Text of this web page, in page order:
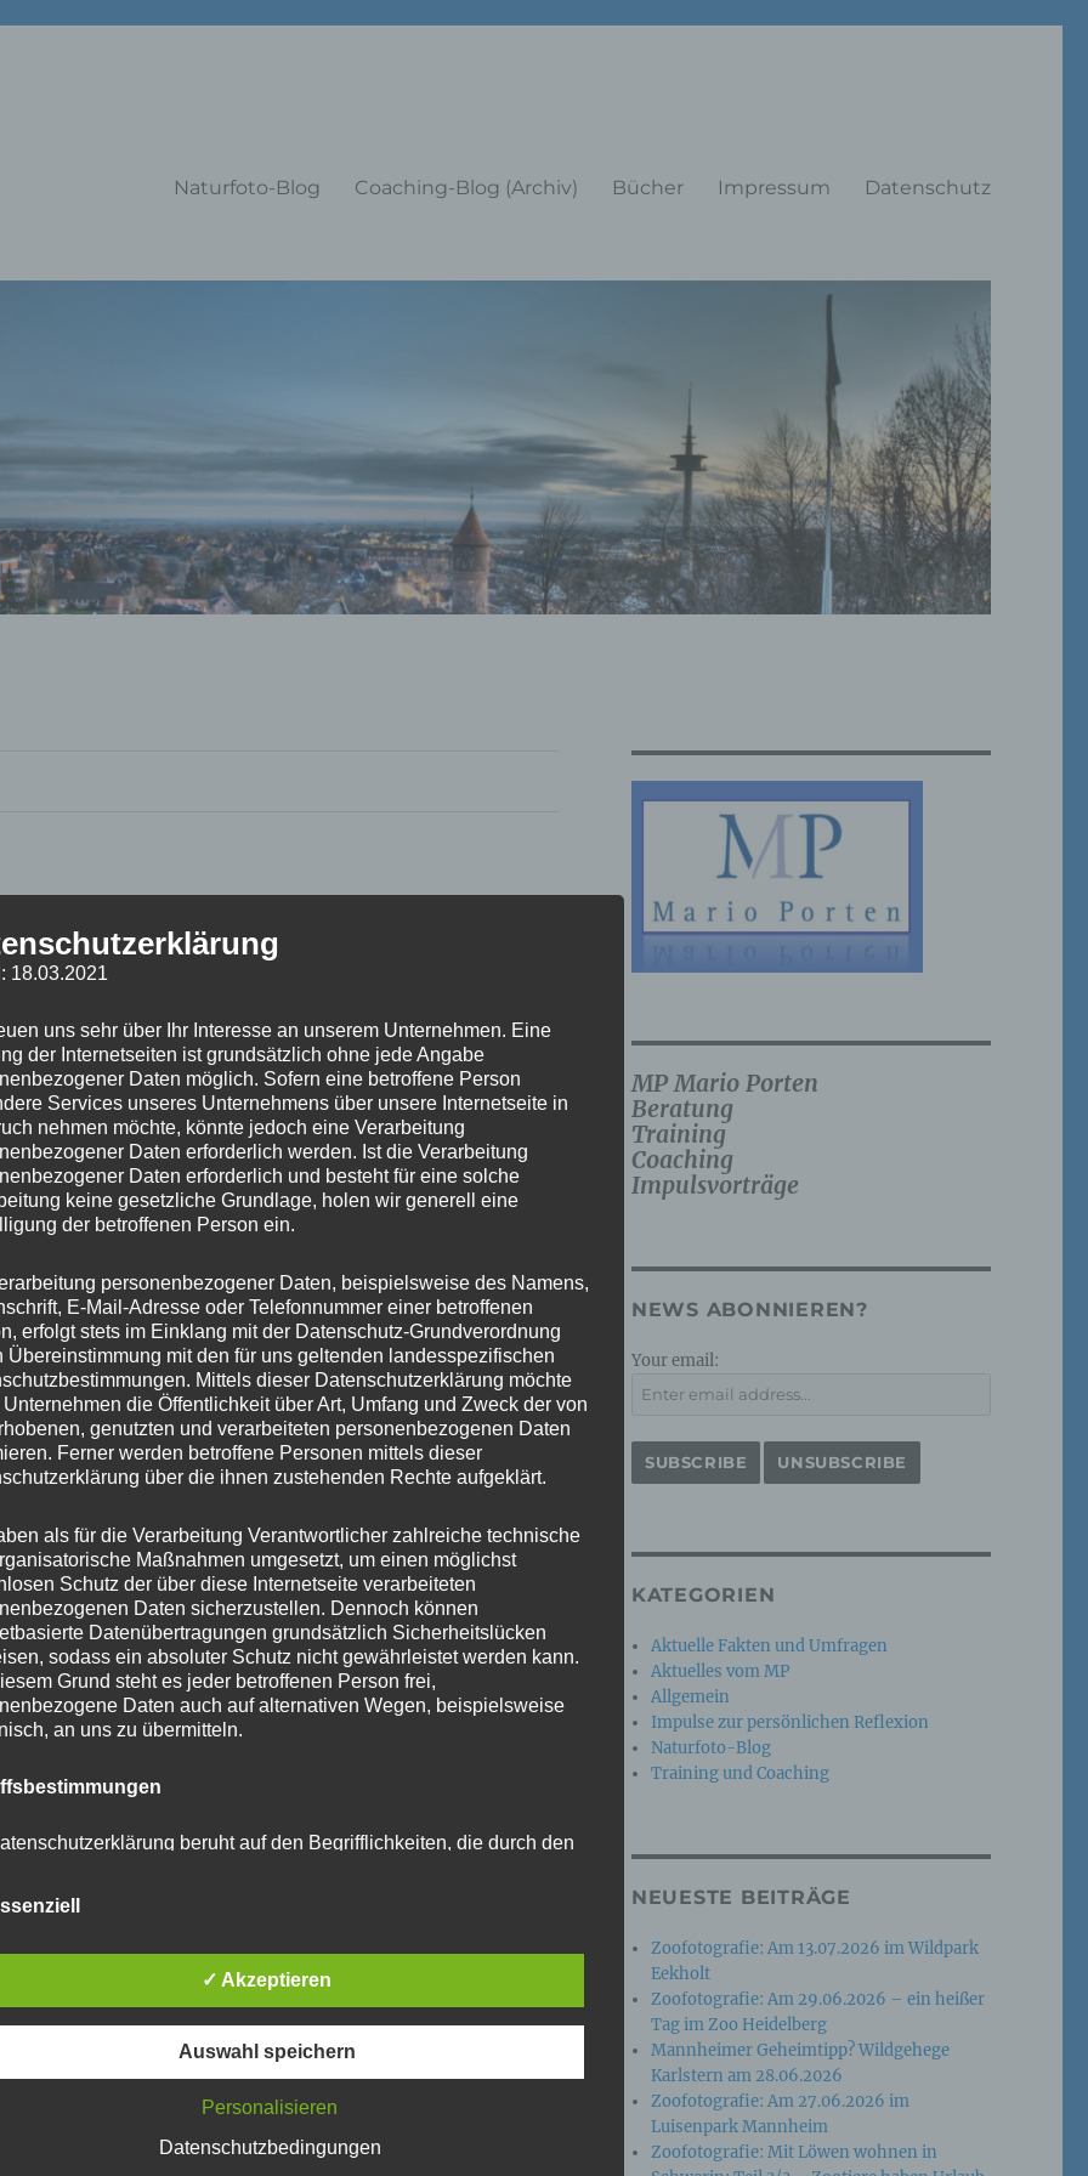
Naturfoto-Blog Coaching-Blog (Archiv) Bücher Impressum Datenschutz
abzugeben.
MP Mario Porten
Beratung
Training
Coaching
Impulsvorträge
NEWS ABONNIEREN?
Your email:
KATEGORIEN
Aktuelle Fakten und Umfragen
Aktuelles vom MP
Allgemein
Impulse zur persönlichen Reflexion
Naturfoto-Blog
Training und Coaching
NEUESTE BEITRÄGE
Zoofotografie: Am 13.07.2026 im Wildpark
Eekholt
Zoofotografie: Am 29.06.2026 – ein heißer
Tag im Zoo Heidelberg
Mannheimer Geheimtipp? Wildgehege
Karlstern am 28.06.2026
Zoofotografie: Am 27.06.2026 im
Luisenpark Mannheim
Zoofotografie: Mit Löwen wohnen in
18.03.2021
uns sehr über Ihr Interesse an unserem Unternehmen. Eine
der Internetseiten ist grundsätzlich ohne jede Angabe
Daten möglich. Sofern eine betroffene Person
Services unseres Unternehmens über unsere Internetseite in
nehmen möchte, könnte jedoch eine Verarbeitung
Daten erforderlich werden. Ist die Verarbeitung
Daten erforderlich und besteht für eine solche
keine gesetzliche Grundlage, holen wir generell eine
der betroffenen Person ein.
personenbezogener Daten, beispielsweise des Namens,
E-Mail-Adresse oder Telefonnummer einer betroffenen
erfolgt stets im Einklang mit der Datenschutz-Grundverordnung
Übereinstimmung mit den für uns geltenden landesspezifischen
Mittels dieser Datenschutzerklärung möchte
Unternehmen die Öffentlichkeit über Art, Umfang und Zweck der von
genutzten und verarbeiteten personenbezogenen Daten
Ferner werden betroffene Personen mittels dieser
über die ihnen zustehenden Rechte aufgeklärt.
als für die Verarbeitung Verantwortlicher zahlreiche technische
Maßnahmen umgesetzt, um einen möglichst
Schutz der über diese Internetseite verarbeiteten
Daten sicherzustellen. Dennoch können
Datenübertragungen grundsätzlich Sicherheitslücken
sodass ein absoluter Schutz nicht gewährleistet werden kann.
Grund steht es jeder betroffenen Person frei,
Daten auch auf alternativen Wegen, beispielsweise
an uns zu übermitteln.
beruht auf den Begrifflichkeiten, die durch den
Grundverordnung (DS-GVO) verwendet wurden. Unsere
soll sowohl für die Öffentlichkeit als auch für unsere
gewährleisten, möchten wir vorab die verwendeten
in dieser Datenschutzerklärung unter anderem die
✓ Akzeptieren
Auswahl speichern
Personalisieren
Datenschutzbedingungen